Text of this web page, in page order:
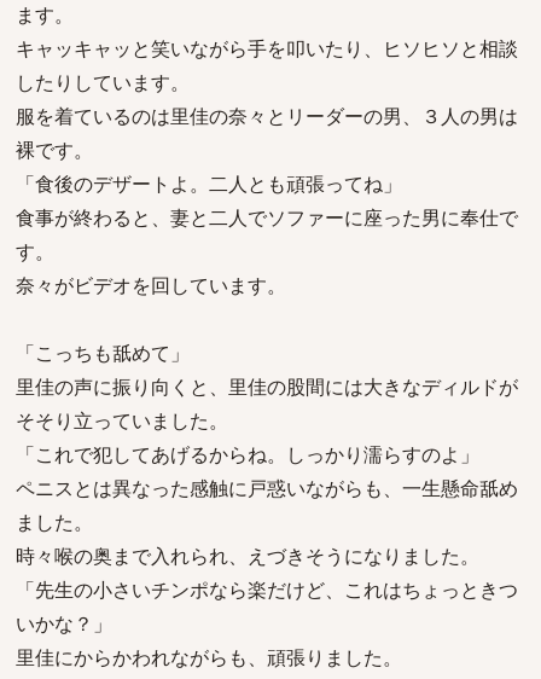
ます。
キャッキャッと笑いながら手を叩いたり、ヒソヒソと相談
したりしています。
服を着ているのは里佳の奈々とリーダーの男、３人の男は
裸です。
「食後のデザートよ。二人とも頑張ってね」
食事が終わると、妻と二人でソファーに座った男に奉仕で
す。
奈々がビデオを回しています。
「こっちも舐めて」
里佳の声に振り向くと、里佳の股間には大きなディルドが
そそり立っていました。
「これで犯してあげるからね。しっかり濡らすのよ」
ペニスとは異なった感触に戸惑いながらも、一生懸命舐め
ました。
時々喉の奥まで入れられ、えづきそうになりました。
「先生の小さいチンポなら楽だけど、これはちょっときつ
いかな？」
里佳にからかわれながらも、頑張りました。